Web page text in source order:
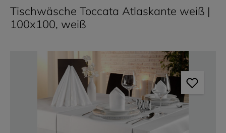
Tischwäsche Toccata Atlaskante weiß |
100x100, weiß
Bildergalerie überspringen